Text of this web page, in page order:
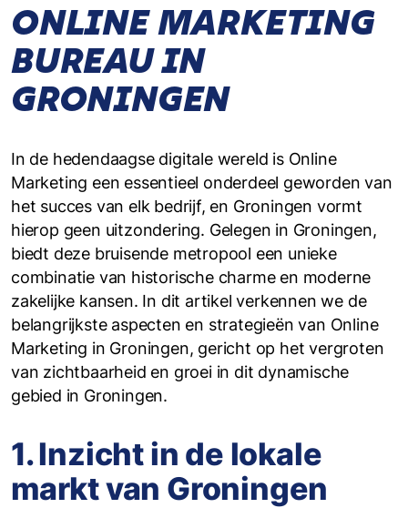
ONLINE MARKETING
BUREAU IN
GRONINGEN
In de hedendaagse digitale wereld is Online
Marketing een essentieel onderdeel geworden van
het succes van elk bedrijf, en Groningen vormt
hierop geen uitzondering. Gelegen in Groningen,
biedt deze bruisende metropool een unieke
combinatie van historische charme en moderne
zakelijke kansen. In dit artikel verkennen we de
belangrijkste aspecten en strategieën van Online
Marketing in Groningen, gericht op het vergroten
van zichtbaarheid en groei in dit dynamische
gebied in Groningen.
1. Inzicht in de lokale
markt van Groningen